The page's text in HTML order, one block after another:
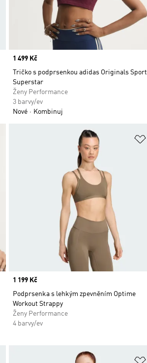
Price
1 499 Kč
Tričko s podprsenkou adidas Originals Sport
Superstar
Ženy Performance
3 barvy/ev
Nové
Kombinuj
Přidat do seznamu přání
Price
1 199 Kč
Podprsenka s lehkým zpevněním Optime
Workout Strappy
Ženy Performance
4 barvy/ev
Přidat do seznamu přání